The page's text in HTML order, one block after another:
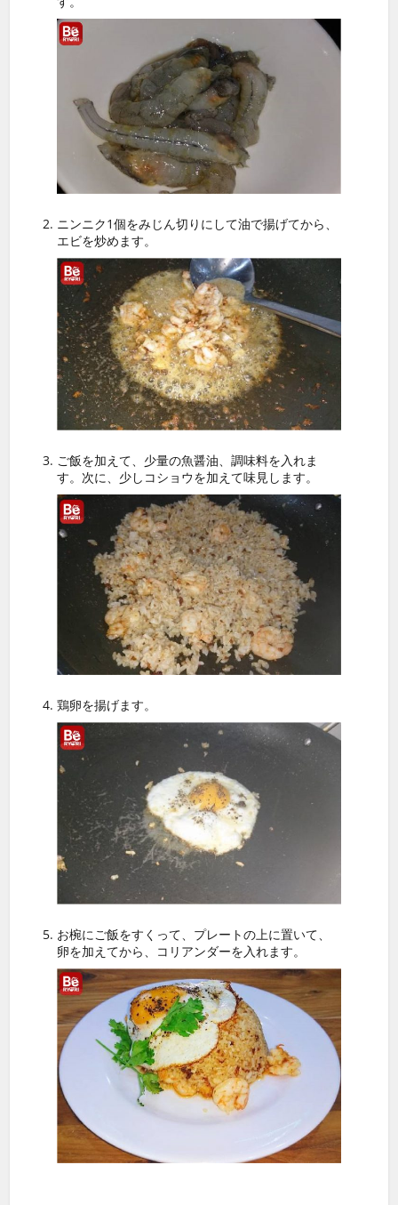
ニンニク1個をみじん切りにして油で揚げてから、
エビを炒めます。
ご飯を加えて、少量の魚醤油、調味料を入れま
す。次に、少しコショウを加えて味見します。
鶏卵を揚げます。
お椀にご飯をすくって、プレートの上に置いて、
卵を加えてから、コリアンダーを入れます。